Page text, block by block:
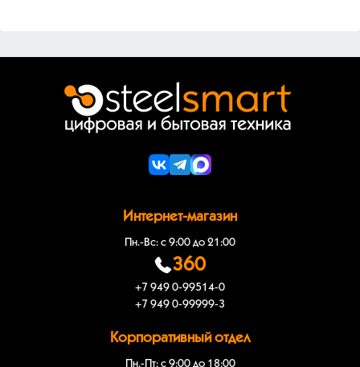
Интернет-магазин
Пн.-Вс: с 9:00 до 21:00
360
+7 949 0-99514-0
+7 949 0-99999-3
Корпоративный отдел
Пн.-Пт: с 9:00 до 18:00